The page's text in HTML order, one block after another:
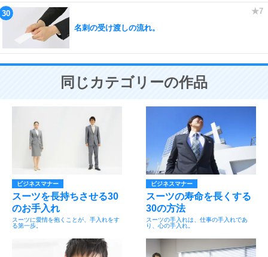
名刺の受け渡しの流れ。
同じカテゴリーの作品
ビジネスマナー
スーツを長持ちさせる30
のお手入れ
スーツに愛情を抱くことが、手入れをす
る第一歩。
ビジネスマナー
スーツの寿命を長くする
30の方法
スーツの手入れは、仕事の手入れであ
り、心の手入れ。